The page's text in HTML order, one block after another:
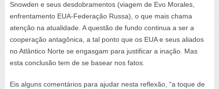
Snowden e seus desdobramentos (viagem de Evo Morales,
enfrentamento EUA-Federação Russa), o que mais chama
atenção na atualidade. A questão de fundo continua a ser a
cooperação antagônica, a tal ponto que os EUA e seus aliados
no Atlântico Norte se engasgam para justificar a inação. Mas
esta conclusão tem de se basear nos fatos.
Eis alguns comentários para ajudar nesta reflexão, “a toque de